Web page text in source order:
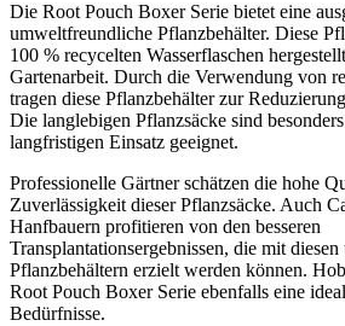
Die Root Pouch Boxer Serie bietet eine
umweltfreundliche Pflanzbehälter. Diese
100 % recycelten Wasserflaschen
Gartenarbeit. Durch die Verwendung von
tragen diese Pflanzbehälter zur
Die langlebigen Pflanzsäcke sind
langfristigen Einsatz geeignet.
Professionelle Gärtner schätzen die hohe
Zuverlässigkeit dieser Pflanzsäcke. Auch
Hanfbauern profitieren von den besseren
Transplantationsergebnissen, die mit
Pflanzbehältern erzielt werden können.
Root Pouch Boxer Serie ebenfalls eine
Bedürfnisse.